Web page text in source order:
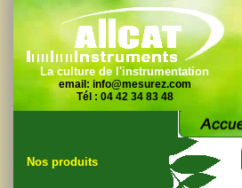
La culture de l'instrumentation
email: info@mesurez.com
Tél : 04 42 34 83 48
Nos produits